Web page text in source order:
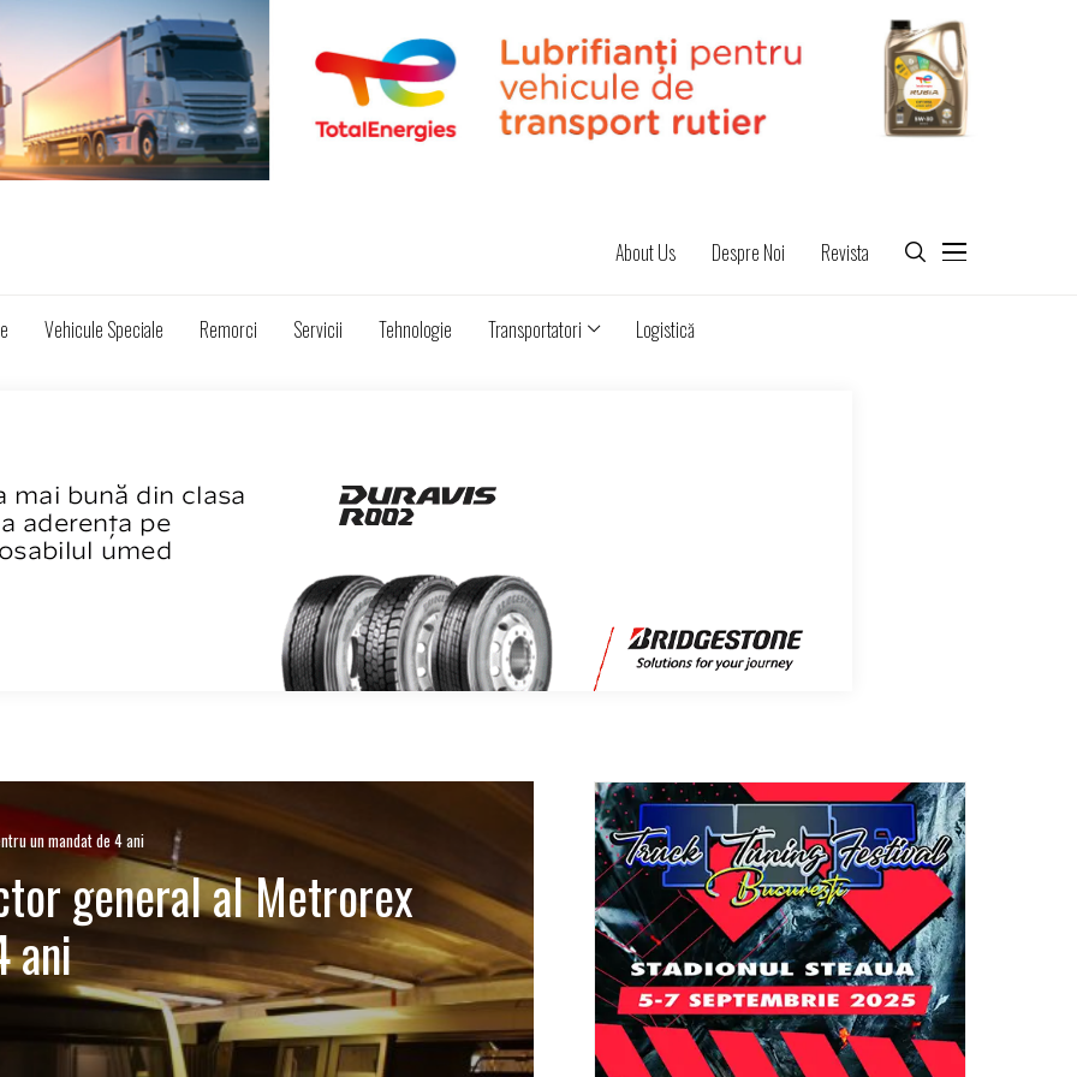
About Us Despre Noi Revista
Vehicule Speciale Remorci Servicii Tehnologie Transportatori Logistică
un mandat de 4 ani
general al Metrorex
ani